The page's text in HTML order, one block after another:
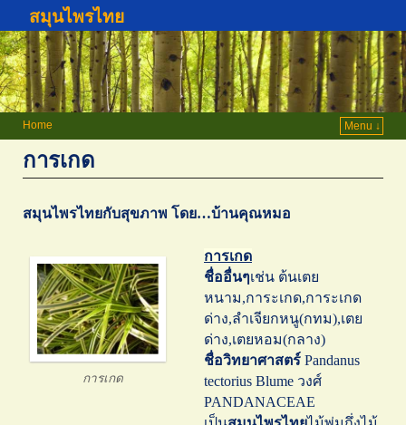
สมุนไพรไทย
Home Menu ↓
การเกด
สมุนไพรไทยกับสุขภาพ โดย…บ้านคุณหมอ
การเกด
การเกด
ชื่ออื่นๆเช่น ต้นเตย
หนาม,การะเกด,การะเกด
ด่าง,ลำเจียกหนู(กทม),เตย
ด่าง,เตยหอม(กลาง)
ชื่อวิทยาศาสตร์ Pandanus
tectorius Blume วงศ์
PANDANACEAE